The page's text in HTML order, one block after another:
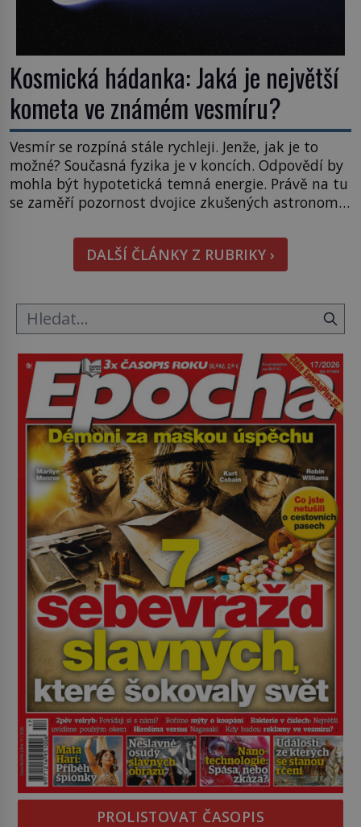
Kosmická hádanka: Jaká je největší
kometa ve známém vesmíru?
Vesmír se rozpíná stále rychleji. Jenže, jak je to
možné? Současná fyzika je v koncích. Odpovědí by
mohla být hypotetická temná energie. Právě na tu
se zaměří pozornost dvojice zkušených astronomů.
hmatatelnějšího. Naprosto rekordní kometu!
Astronomové Pedro Bernardinelli a Gary Bernstein
mravenčí prací zkoumají archivní snímky v rámci
DALŠÍ ČLÁNKY Z RUBRIKY ›
PROLISTOVAT ČASOPIS